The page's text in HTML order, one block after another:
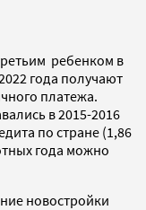
ребенком в
года получают
платежа.
в 2015-2016
по стране (1,86
года можно
новостройки